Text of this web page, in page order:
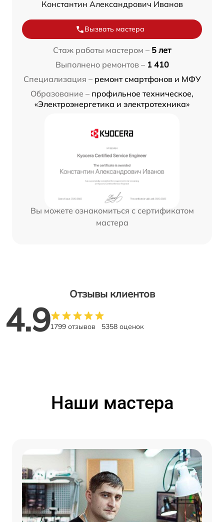
Константин Александрович Иванов
Вызвать мастера
Стаж работы мастером – 5 лет
Выполнено ремонтов – 1 410
Специализация – ремонт смартфонов и МФУ
Образование – профильное техническое,
«Электроэнергетика и электротехника»
Вы можете ознакомиться с сертификатом
мастера
Отзывы клиентов
4.91799 отзывов 5358 оценок
Наши мастера